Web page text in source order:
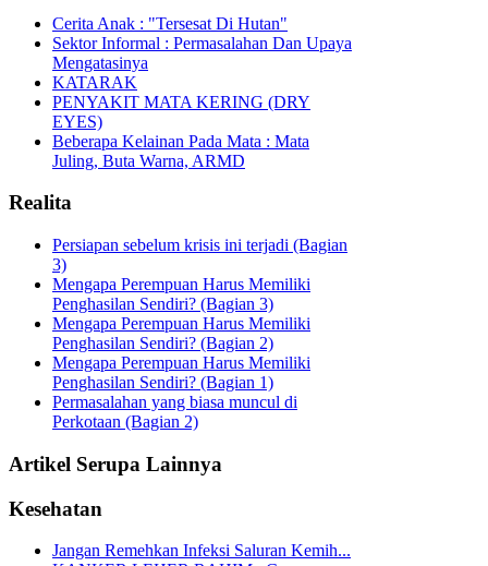
Cerita Anak : "Tersesat Di Hutan"
Sektor Informal : Permasalahan Dan Upaya
Mengatasinya
KATARAK
PENYAKIT MATA KERING (DRY
EYES)
Beberapa Kelainan Pada Mata : Mata
Juling, Buta Warna, ARMD
Realita
Persiapan sebelum krisis ini terjadi (Bagian
3)
Mengapa Perempuan Harus Memiliki
Penghasilan Sendiri? (Bagian 3)
Mengapa Perempuan Harus Memiliki
Penghasilan Sendiri? (Bagian 2)
Mengapa Perempuan Harus Memiliki
Penghasilan Sendiri? (Bagian 1)
Permasalahan yang biasa muncul di
Perkotaan (Bagian 2)
Artikel Serupa Lainnya
Kesehatan
Jangan Remehkan Infeksi Saluran Kemih...